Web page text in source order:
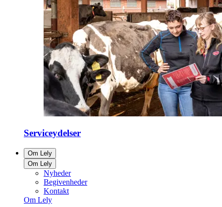
Serviceydelser
Om Lely
Om Lely
Nyheder
Begivenheder
Kontakt
Om Lely